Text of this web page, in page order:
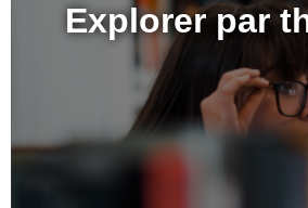
Explorer par